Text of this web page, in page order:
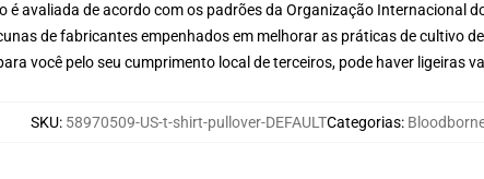
é avaliada de acordo com os padrões da Organização Internacional
de fabricantes empenhados em melhorar as práticas de cultivo
você pelo seu cumprimento local de terceiros, pode haver ligeiras
SKU: 58970509-US-t-shirt-pullover-DEFAULTCategorias: